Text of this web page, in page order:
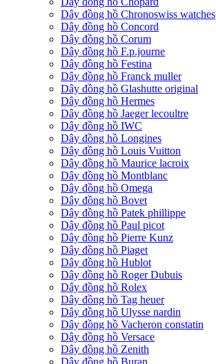
Dây đồng hồ Chronoswiss watches
Dây đồng hồ Concord
Dây đồng hồ Corum
Dây đồng hồ F.p.journe
Dây đồng hồ Festina
Dây đồng hồ Franck muller
Dây đồng hồ Glashutte original
Dây đồng hồ Hermes
Dây đồng hồ Jaeger lecoultre
Dây đồng hồ IWC
Dây đồng hồ Longines
Dây đồng hồ Louis Vuitton
Dây đồng hồ Maurice lacroix
Dây đồng hồ Montblanc
Dây đồng hồ Omega
Dây đồng hồ Bovet
Dây đồng hồ Patek phillippe
Dây đồng hồ Paul picot
Dây đồng hồ Pierre Kunz
Dây đồng hồ Piaget
Dây đồng hồ Hublot
Dây đồng hồ Roger Dubuis
Dây đồng hồ Rolex
Dây đồng hồ Tag heuer
Dây đồng hồ Ulysse nardin
Dây đồng hồ Vacheron constatin
Dây đồng hồ Versace
Dây đồng hồ Zenith
Dây đồng hồ Buran